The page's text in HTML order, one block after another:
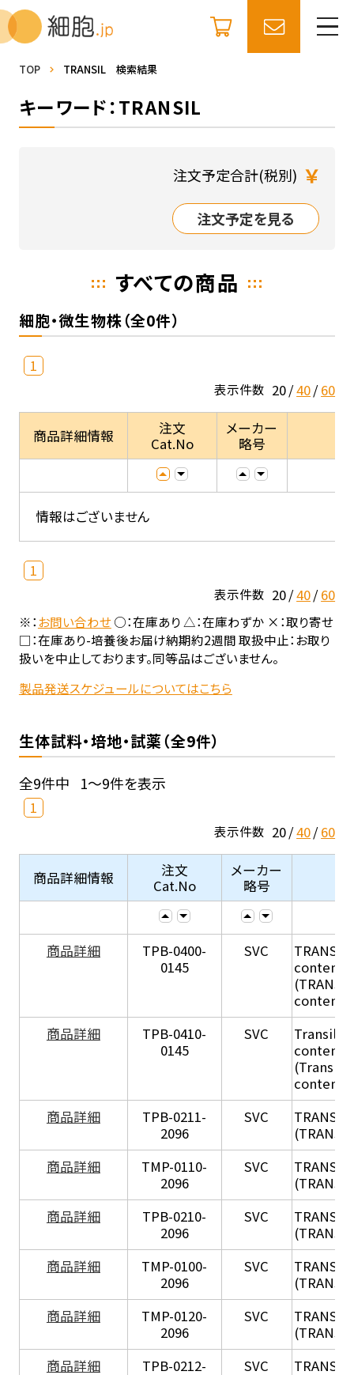
TOP TRANSIL 検索結果
キーワード：TRANSIL
注文予定合計(税別) ￥
注文予定を見る
すべての商品
細胞・微生物株（全0件）
1
表示件数 20 40 60
商品詳細情報
注文
Cat.No
メーカー
略号
情報はございません
1
表示件数 20 40 60
※：お問い合わせ○：在庫あり △：在庫わずか ×：取り寄せ
□：在庫あり-培養後お届け納期約2週間 取扱中止：お取り
扱いを中止しております。同等品はございません。
製品発送スケジュールについてはこちら
生体試料・培地・試薬（全9件）
全9件中 1～9件を表示
1
表示件数 20 40 60
商品詳細情報
注文
Cat.No
メーカー
略号
商品詳細
TPB-0400-
0145
SVC
content
content
商品詳細
TPB-0410-
0145
SVC
Transil
content
(Transil
content
商品詳細
TPB-0211-
2096
SVC TRANSIL
商品詳細
TMP-0110-
2096
SVC TRANSIL
商品詳細
TPB-0210-
2096
SVC TRANSIL
商品詳細
TMP-0100-
2096
SVC TRANSIL
商品詳細
TMP-0120-
2096
SVC TRANSIL
商品詳細
TPB-0212-
SVC TRANSIL